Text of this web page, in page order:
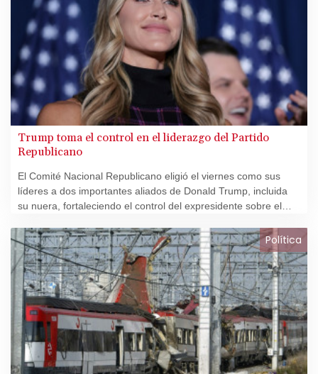
Trump toma el control en el liderazgo del Partido
Republicano
El Comité Nacional Republicano eligió el viernes como sus
líderes a dos importantes aliados de Donald Trump, incluida
su nuera, fortaleciendo el control del expresidente sobre el
Política